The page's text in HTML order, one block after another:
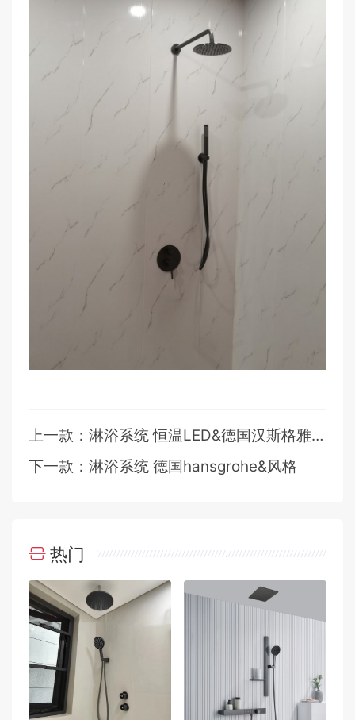
上一款：淋浴系统 恒温LED&德国汉斯格雅风格
下一款：淋浴系统 德国hansgrohe&风格
热门